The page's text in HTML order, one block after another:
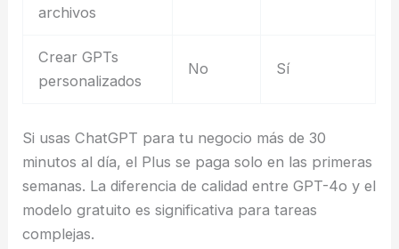
archivos
Crear GPTs
personalizados
No Sí
Si usas ChatGPT para tu negocio más de 30
minutos al día, el Plus se paga solo en las primeras
semanas. La diferencia de calidad entre GPT-4o y el
modelo gratuito es significativa para tareas
complejas.